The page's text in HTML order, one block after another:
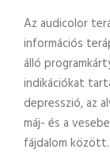
Az audicolor
információs
álló
indikációkat
depresszió, az
máj- és a
fájdalom között.